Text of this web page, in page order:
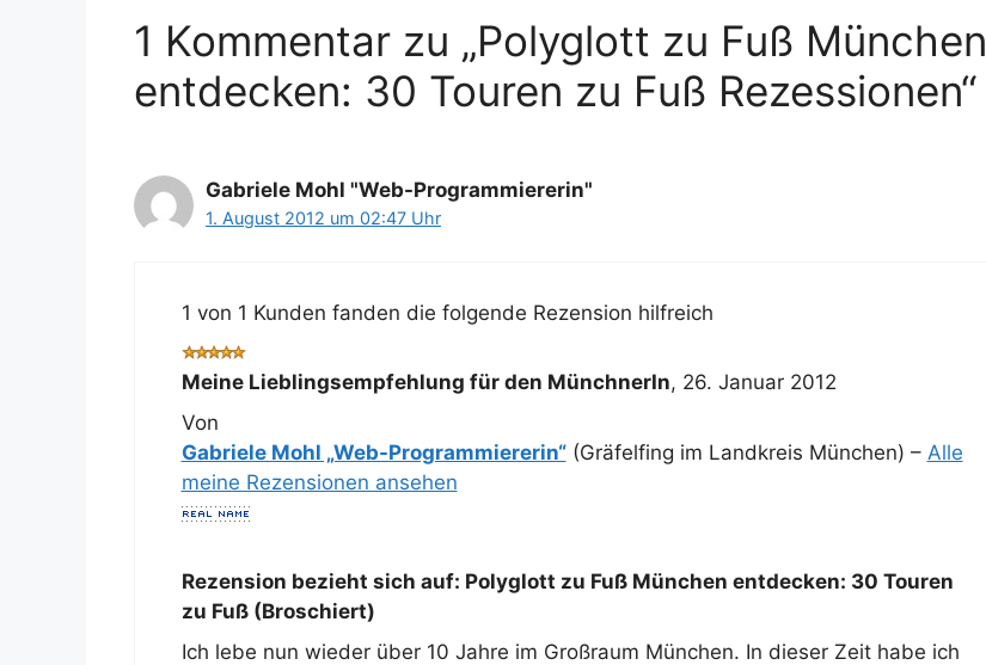
1 Kommentar zu „Polyglott zu Fuß München
entdecken: 30 Touren zu Fuß Rezessionen“
Gabriele Mohl "Web-Programmiererin"
1. August 2012 um 02:47 Uhr
1 von 1 Kunden fanden die folgende Rezension hilfreich
Meine Lieblingsempfehlung für den MünchnerIn, 26. Januar 2012
Von
Gabriele Mohl „Web-Programmiererin“(Gräfelfing im Landkreis München) – Alle
meine Rezensionen ansehen
Rezension bezieht sich auf: Polyglott zu Fuß München entdecken: 30 Touren
zu Fuß (Broschiert)
Ich lebe nun wieder über 10 Jahre im Großraum München. In dieser Zeit habe ich